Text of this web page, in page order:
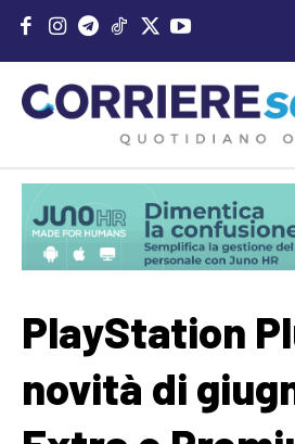
PlayStation
novità di